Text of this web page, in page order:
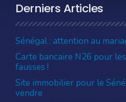
Derniers Articles
Sénégal : attention au
Carte bancaire N26 pour
fausses !
Site immobilier pour le
vendre